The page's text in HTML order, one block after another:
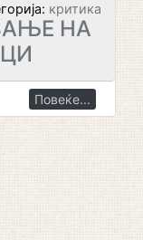
критика
НА
Повеќе...